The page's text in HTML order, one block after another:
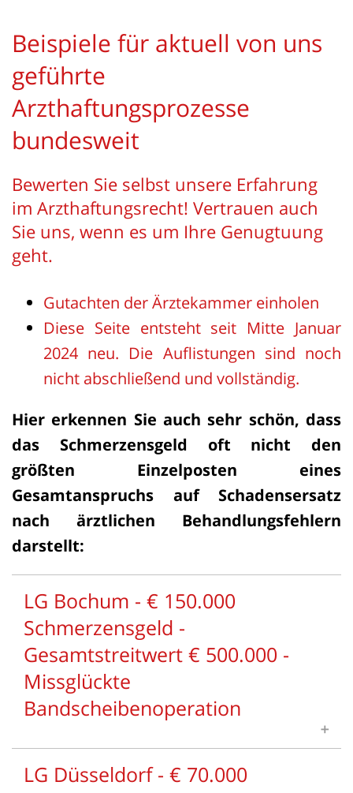
Beispiele für aktuell von uns
geführte
Arzthaftungsprozesse
bundesweit
Bewerten Sie selbst unsere Erfahrung
im Arzthaftungsrecht! Vertrauen auch
Sie uns, wenn es um Ihre Genugtuung
geht.
Gutachten der Ärztekammer einholen
Diese Seite entsteht seit Mitte Januar
2024 neu. Die Auflistungen sind noch
nicht abschließend und vollständig.
Hier erkennen Sie auch sehr schön, dass
das Schmerzensgeld oft nicht den
größten Einzelposten eines
Gesamtanspruchs auf Schadensersatz
nach ärztlichen Behandlungsfehlern
darstellt:
LG Bochum - € 150.000
Schmerzensgeld -
Gesamtstreitwert € 500.000 -
Missglückte
Bandscheibenoperation
LG Düsseldorf - € 70.000